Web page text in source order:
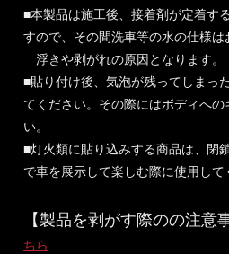
■本製品は施工後、接着剤が定着す
すので、その間洗車等の水の仕様は
浮きや剥がれの原因となります。
■貼り付け後、気泡が残ってしまっ
てください。その際にはボディへの
い。
■灯火類に貼り込みする商品は、閉
で車を展示して楽しむ際に使用して
【製品を剥がす際のの注意
ちら